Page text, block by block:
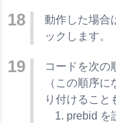
動作した場合
ックします。
コードを次の
（この順序
り付けること
prebid を